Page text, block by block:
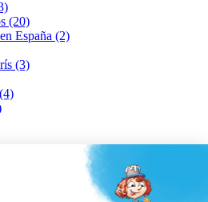
(20)
España (2)
(3)
2026 (43)
en Francia